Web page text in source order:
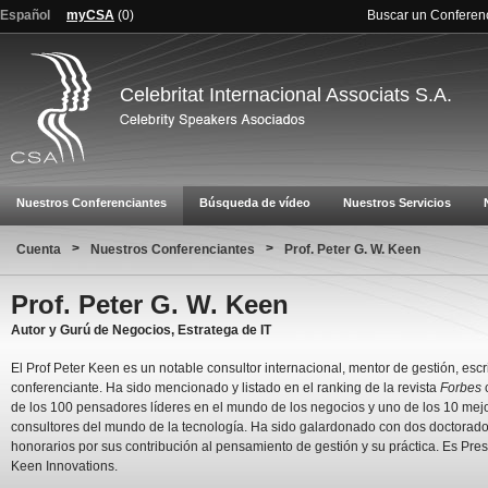
Español myCSA (0) Buscar un
Celebritat Internacional Associats S.A.
Nuestros Conferenciantes Búsqueda de vídeo Nuestros Servicios
Cuenta > Nuestros Conferenciantes > Prof. Peter G. W. Keen
Prof. Peter G. W. Keen
Autor y Gurú de Negocios, Estratega de IT
El Prof Peter Keen es un notable consultor internacional, mentor de gestión,
conferenciante. Ha sido mencionado y listado en el ranking de la revista Forbes
de los 100 pensadores líderes en el mundo de los negocios y uno de los 10
consultores del mundo de la tecnología. Ha sido galardonado con dos
honorarios por sus contribución al pensamiento de gestión y su práctica. Es
Keen Innovations.